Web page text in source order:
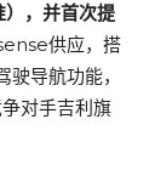
，并首次提
供应，搭
导航功能，
对手吉利旗